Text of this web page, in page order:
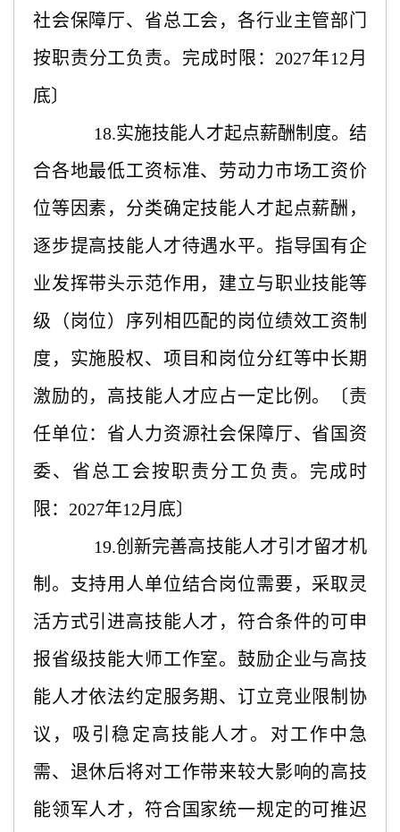
社会保障厅、省总工会，各行业主管部门
按职责分工负责。完成时限：2027年12月
底〕
18.实施技能人才起点薪酬制度。结
合各地最低工资标准、劳动力市场工资价
位等因素，分类确定技能人才起点薪酬，
逐步提高技能人才待遇水平。指导国有企
业发挥带头示范作用，建立与职业技能等
级（岗位）序列相匹配的岗位绩效工资制
度，实施股权、项目和岗位分红等中长期
激励的，高技能人才应占一定比例。〔责
任单位：省人力资源社会保障厅、省国资
委、省总工会按职责分工负责。完成时
限：2027年12月底〕
19.创新完善高技能人才引才留才机
制。支持用人单位结合岗位需要，采取灵
活方式引进高技能人才，符合条件的可申
报省级技能大师工作室。鼓励企业与高技
能人才依法约定服务期、订立竞业限制协
议，吸引稳定高技能人才。对工作中急
需、退休后将对工作带来较大影响的高技
能领军人才，符合国家统一规定的可推迟